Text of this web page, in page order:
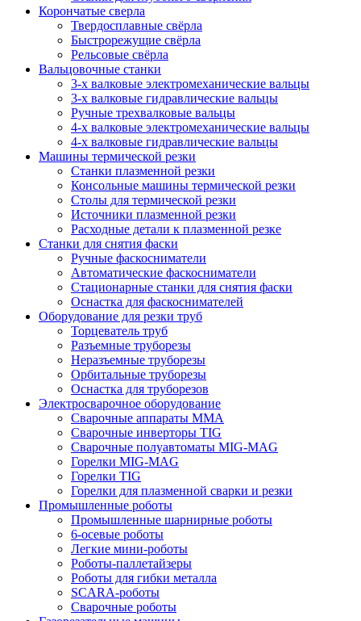
Корончатые сверла
Твердосплавные свёрла
Быстрорежущие свёрла
Рельсовые свёрла
Вальцовочные станки
3-х валковые электромеханические вальцы
3-х валковые гидравлические вальцы
Ручные трехвалковые вальцы
4-х валковые электромеханические вальцы
4-х валковые гидравлические вальцы
Машины термической резки
Станки плазменной резки
Консольные машины термической резки
Столы для термической резки
Источники плазменной резки
Расходные детали к плазменной резке
Станки для снятия фаски
Ручные фаскосниматели
Автоматические фаскосниматели
Стационарные станки для снятия фаски
Оснастка для фаскоснимателей
Оборудование для резки труб
Торцеватель труб
Разъемные труборезы
Неразъемные труборезы
Орбитальные труборезы
Оснастка для труборезов
Электросварочное оборудование
Сварочные аппараты MMA
Сварочные инверторы TIG
Сварочные полуавтоматы MIG-MAG
Горелки MIG-MAG
Горелки TIG
Горелки для плазменной сварки и резки
Промышленные роботы
Промышленные шарнирные роботы
6-осевые роботы
Легкие мини-роботы
Роботы-паллетайзеры
Роботы для гибки металла
SCARA-роботы
Сварочные роботы